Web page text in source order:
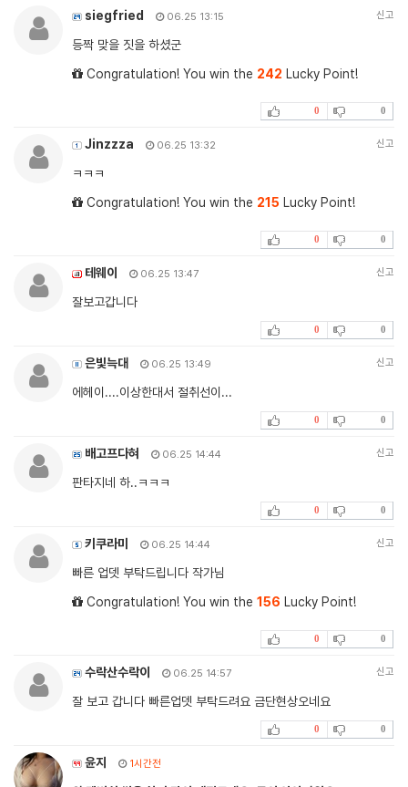
siegfried 06.25 13:15 신고
등짝 맞을 짓을 하셨군
Congratulation! You win the 242 Lucky Point!
0 0
Jinzzza 06.25 13:32 신고
ㅋㅋㅋ
Congratulation! You win the 215 Lucky Point!
0 0
테웨이 06.25 13:47 신고
잘보고갑니다
0 0
은빛늑대 06.25 13:49 신고
에헤이....이상한대서 절취선이...
0 0
배고프다혀 06.25 14:44 신고
판타지네 하..ㅋㅋㅋ
0 0
키쿠라미 06.25 14:44 신고
빠른 업뎃 부탁드립니다 작가님
Congratulation! You win the 156 Lucky Point!
0 0
수락산수락이 06.25 14:57 신고
잘 보고 갑니다 빠른업뎃 부탁드려요 금단현상오네요
0 0
윤지 1시간전